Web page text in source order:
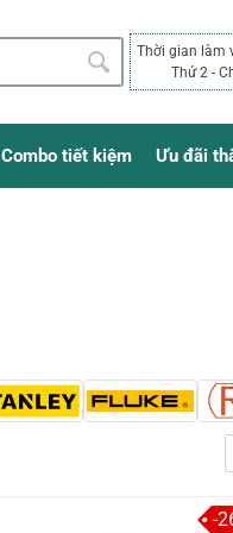
Thời gian làm
Thứ 2 -
Combo tiết kiệm Ưu đãi
-